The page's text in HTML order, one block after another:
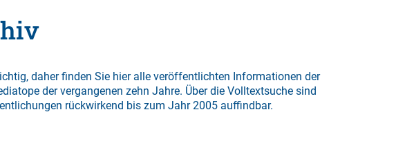
daher finden Sie hier alle veröffentlichten Informationen der
der vergangenen zehn Jahre. Über die Volltextsuche sind
rückwirkend bis zum Jahr 2005 auffindbar.